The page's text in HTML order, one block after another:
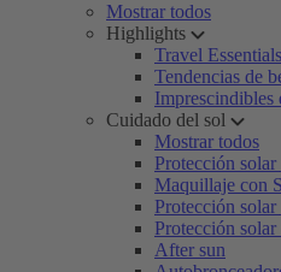
Mostrar todos
Highlights
Travel Essentials
Tendencias de
Imprescindibles
Cuidado del sol
Mostrar todos
Protección
Maquillaje con
Protección
Protección
After sun